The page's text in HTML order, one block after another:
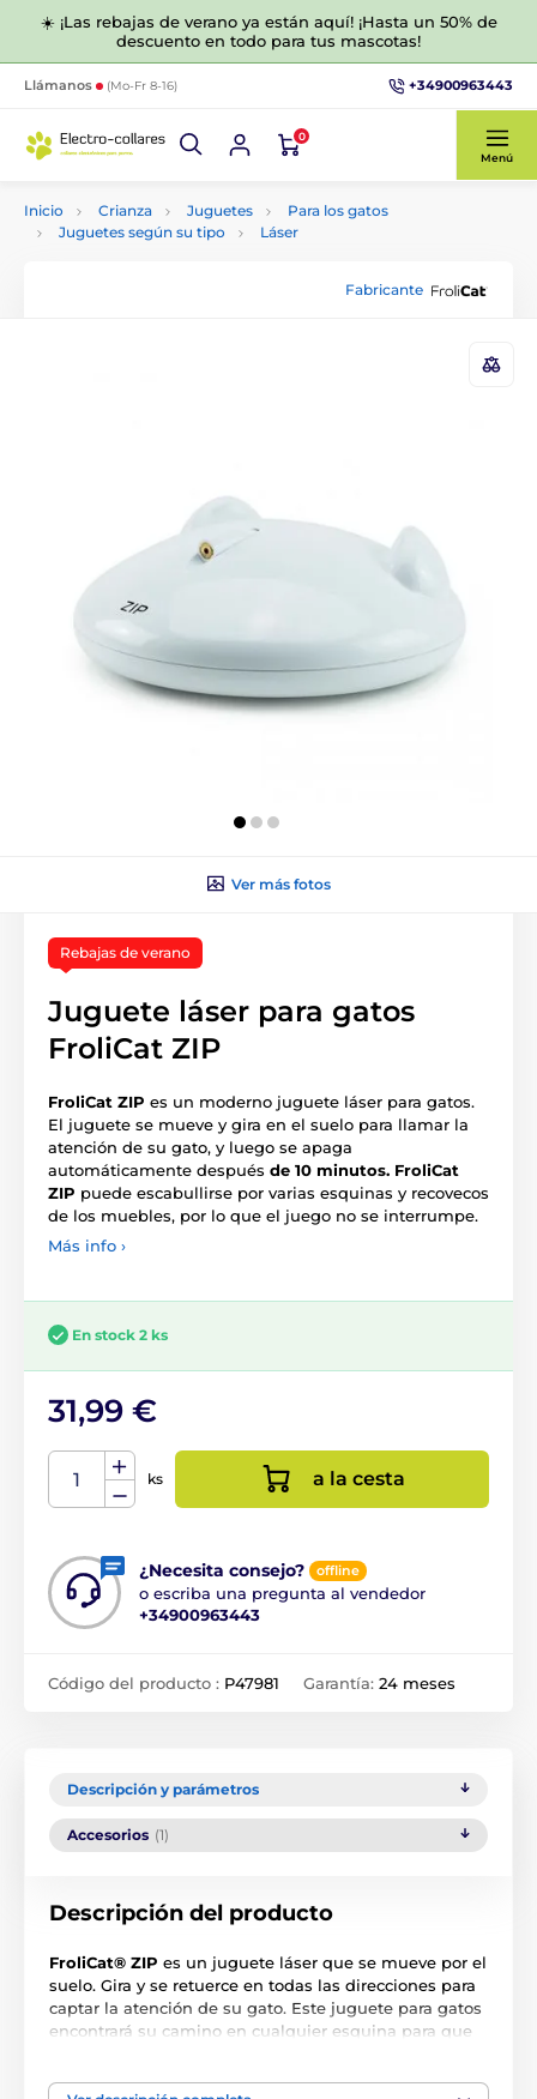
☀️ ¡Las rebajas de verano ya están aquí! ¡Hasta un 50% de
descuento en todo para tus mascotas!
Llámanos (Mo-Fr 8-16) +34900963443
0
Menú
Inicio Crianza Juguetes
Para los gatos
Juguetes según su tipo
Láser
Fabricante
Ver más fotos
Rebajas de verano
Juguete láser para gatos
FroliCat ZIP
FroliCat ZIP es un moderno juguete láser para gatos.
El juguete se mueve y gira en el suelo para llamar la
atención de su gato, y luego se apaga
automáticamente después de 10 minutos. FroliCat
ZIP puede escabullirse por varias esquinas y recovecos
de los muebles, por lo que el juego no se interrumpe.
Más info ›
En stock 2 ks
31,99 €
ks a la cesta
¿Necesita consejo? offline
o escriba una pregunta al vendedor
+34900963443
Código del producto : P47981 Garantía: 24 meses
Descripción y parámetros
Accesorios (1)
Descripción del producto
FroliCat® ZIP es un juguete láser que se mueve por el
suelo. Gira y se retuerce en todas las direcciones para
captar la atención de su gato. Este juguete para gatos
encontrará su camino en cualquier esquina para que